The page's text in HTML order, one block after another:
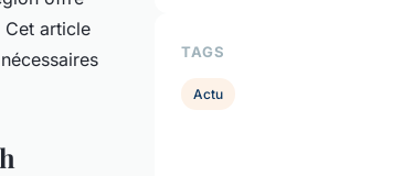
article
nécessaires
TAGS
Actu